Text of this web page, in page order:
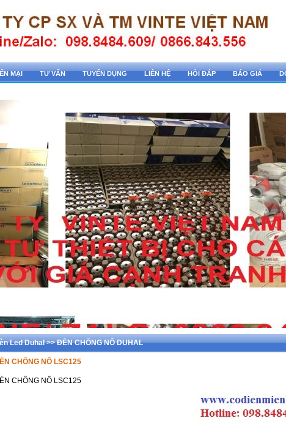
MẠI TƯ VẤN TUYỂN DỤNG LIÊN HỆ HỎI ĐÁP BÁO GIÁ
Led Duhal >> ĐÈN CHỐNG NỔ DUHAL
CHỐNG NỔ LSC125
CHỐNG NỔ LSC125